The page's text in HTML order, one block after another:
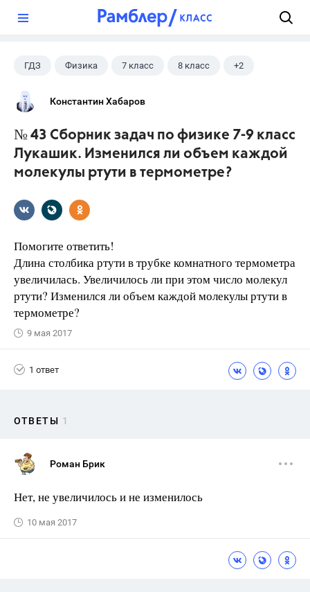
ГДЗ Физика 7 класс 8 класс +2
9 класс
Константин Хабаров
№ 43 Сборник задач по физике 7-9 класс
Лукашик. Изменился ли объем каждой
молекулы ртути в термометре?
Помогите ответить!
Длина столбика ртути в трубке комнатного термометра
увеличилась. Увеличилось ли при этом число молекул
ртути? Изменился ли объем каждой молекулы ртути в
термометре?
9 мая 2017
1 ответ
ОТВЕТЫ 1
Роман Брик
Нет, не увеличилось и не изменилось
10 мая 2017